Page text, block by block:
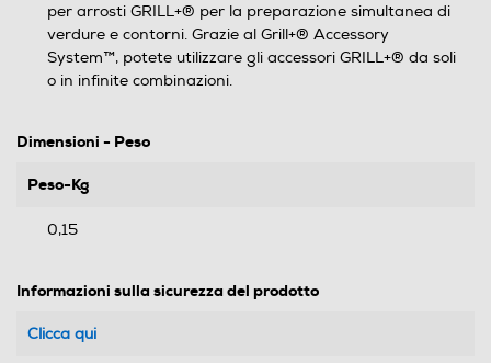
per arrosti GRILL+® per la preparazione simultanea di
verdure e contorni. Grazie al Grill+® Accessory
System™, potete utilizzare gli accessori GRILL+® da soli
o in infinite combinazioni.
Dimensioni - Peso
Peso-Kg
0,15
Informazioni sulla sicurezza del prodotto
Clicca qui